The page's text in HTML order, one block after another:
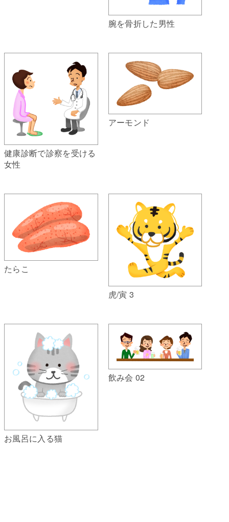
腕を骨折した男性
健康診断で診察を受ける
女性
アーモンド
たらこ
虎/寅 3
お風呂に入る猫
飲み会 02